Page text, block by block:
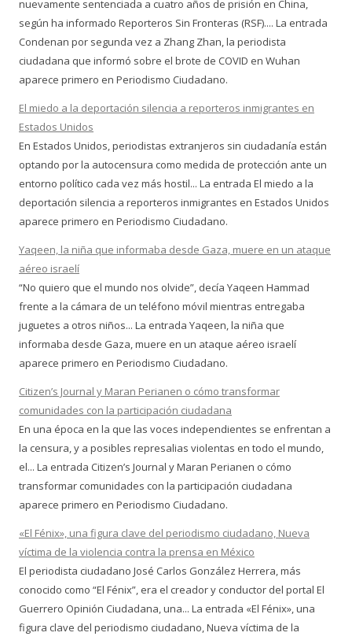
nuevamente sentenciada a cuatro años de prisión en China,
según ha informado Reporteros Sin Fronteras (RSF).... La entrada
Condenan por segunda vez a Zhang Zhan, la periodista
ciudadana que informó sobre el brote de COVID en Wuhan
aparece primero en Periodismo Ciudadano.
El miedo a la deportación silencia a reporteros inmigrantes en
Estados Unidos
En Estados Unidos, periodistas extranjeros sin ciudadanía están
optando por la autocensura como medida de protección ante un
entorno político cada vez más hostil... La entrada El miedo a la
deportación silencia a reporteros inmigrantes en Estados Unidos
aparece primero en Periodismo Ciudadano.
Yaqeen, la niña que informaba desde Gaza, muere en un ataque
aéreo israelí
“No quiero que el mundo nos olvide”, decía Yaqeen Hammad
frente a la cámara de un teléfono móvil mientras entregaba
juguetes a otros niños... La entrada Yaqeen, la niña que
informaba desde Gaza, muere en un ataque aéreo israelí
aparece primero en Periodismo Ciudadano.
Citizen’s Journal y Maran Perianen o cómo transformar
comunidades con la participación ciudadana
En una época en la que las voces independientes se enfrentan a
la censura, y a posibles represalias violentas en todo el mundo,
el... La entrada Citizen’s Journal y Maran Perianen o cómo
transformar comunidades con la participación ciudadana
aparece primero en Periodismo Ciudadano.
«El Fénix», una figura clave del periodismo ciudadano, Nueva
víctima de la violencia contra la prensa en México
El periodista ciudadano José Carlos González Herrera, más
conocido como “El Fénix”, era el creador y conductor del portal El
Guerrero Opinión Ciudadana, una... La entrada «El Fénix», una
figura clave del periodismo ciudadano, Nueva víctima de la